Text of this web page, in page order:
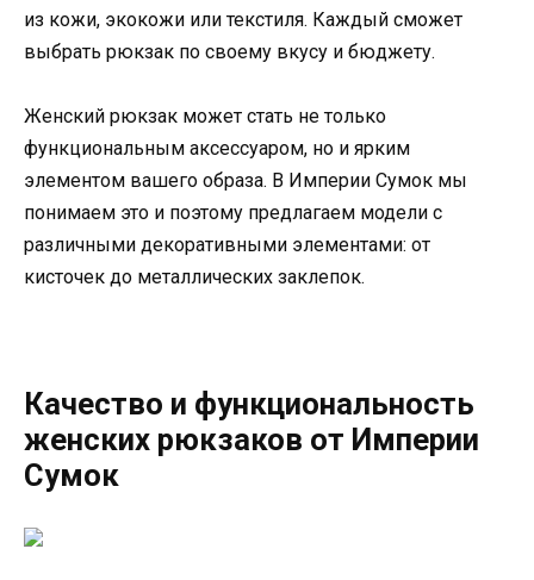
из кожи, экокожи или текстиля. Каждый сможет
выбрать рюкзак по своему вкусу и бюджету.
Женский рюкзак может стать не только
функциональным аксессуаром, но и ярким
элементом вашего образа. В Империи Сумок мы
понимаем это и поэтому предлагаем модели с
различными декоративными элементами: от
кисточек до металлических заклепок.
Качество и функциональность
женских рюкзаков от Империи
Сумок